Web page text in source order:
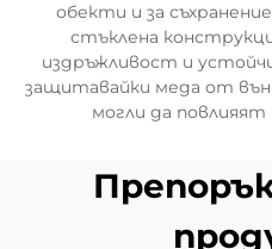
обекти и за
стъклена
издръжливост и
защитавайки меда от
могли да